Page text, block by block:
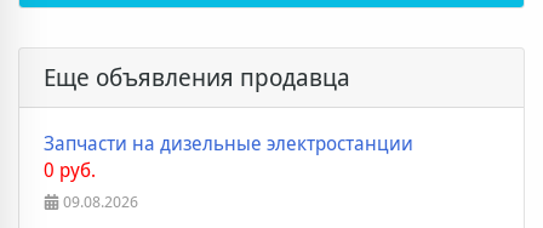
Еще объявления продавца
Запчасти на дизельные электростанции
0 руб.
09.08.2026